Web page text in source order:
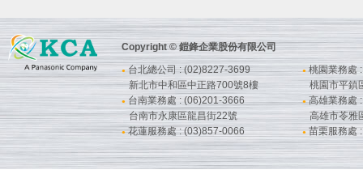
Copyright © 鎧鋒企業股份有限公司
●台北總公司 : (02)8227-3699
新北市中和區中正路700號8樓
● 桃園業務處
桃園市平鎮
● 台南業務處 : (06)201-3666
台南市永康區龍昌街22號
●高雄業務處
高雄市苓雅
●花蓮服務處 : (03)857-0066 ● 苗栗服務處